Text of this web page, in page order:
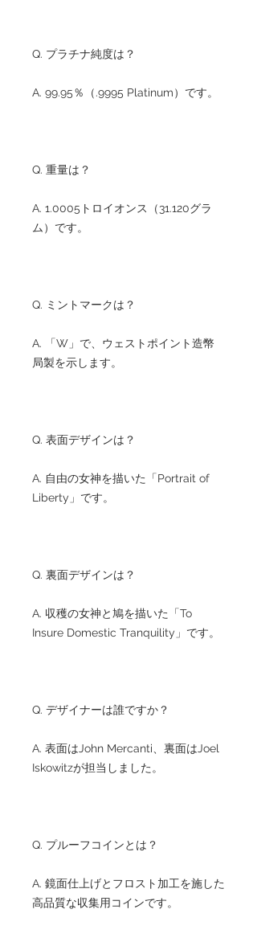
Q. プラチナ純度は？
A. 99.95％（.9995 Platinum）です。
Q. 重量は？
A. 1.0005トロイオンス（31.120グラ
ム）です。
Q. ミントマークは？
A. 「W」で、ウェストポイント造幣
局製を示します。
Q. 表面デザインは？
A. 自由の女神を描いた「Portrait of
Liberty」です。
Q. 裏面デザインは？
A. 収穫の女神と鳩を描いた「To
Insure Domestic Tranquility」です。
Q. デザイナーは誰ですか？
A. 表面はJohn Mercanti、裏面はJoel
Iskowitzが担当しました。
Q. プルーフコインとは？
A. 鏡面仕上げとフロスト加工を施した
高品質な収集用コインです。